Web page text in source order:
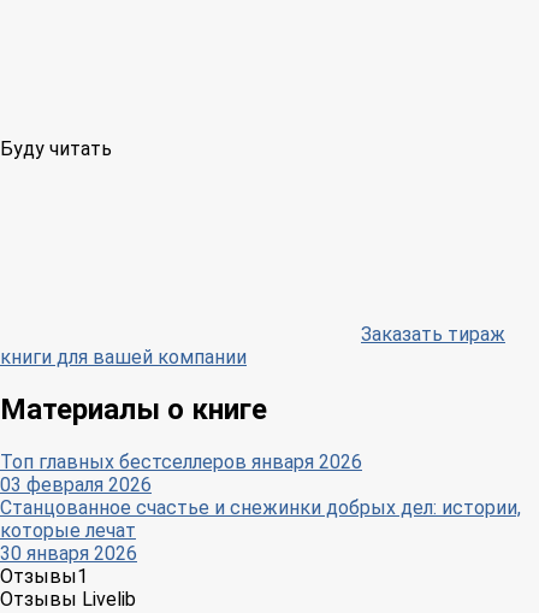
Буду читать
Заказать тираж
книги для вашей компании
Материалы о книге
Топ главных бестселлеров января 2026
03 февраля 2026
Станцованное счастье и снежинки добрых дел: истории,
которые лечат
30 января 2026
Отзывы1
Отзывы Livelib